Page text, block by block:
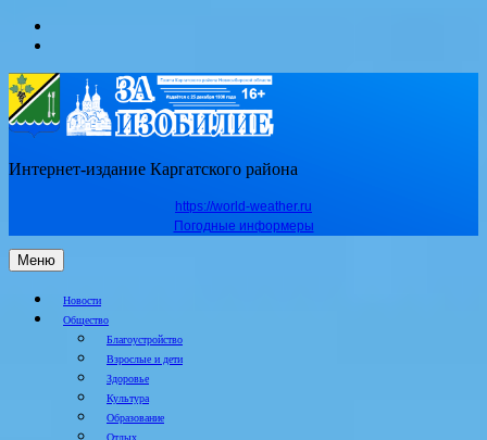
Интернет-издание Каргатского района
https://world-weather.ru
Погодные информеры
Меню
Новости
Общество
Благоустройство
Взрослые и дети
Здоровье
Культура
Образование